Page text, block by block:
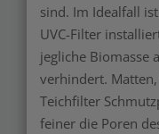
sind. Im Idealfall
UVC-Filter
jegliche Biomasse
verhindert.
Teichfilter
feiner die Poren